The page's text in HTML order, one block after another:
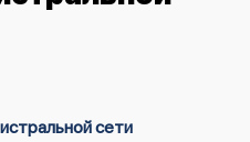
сети